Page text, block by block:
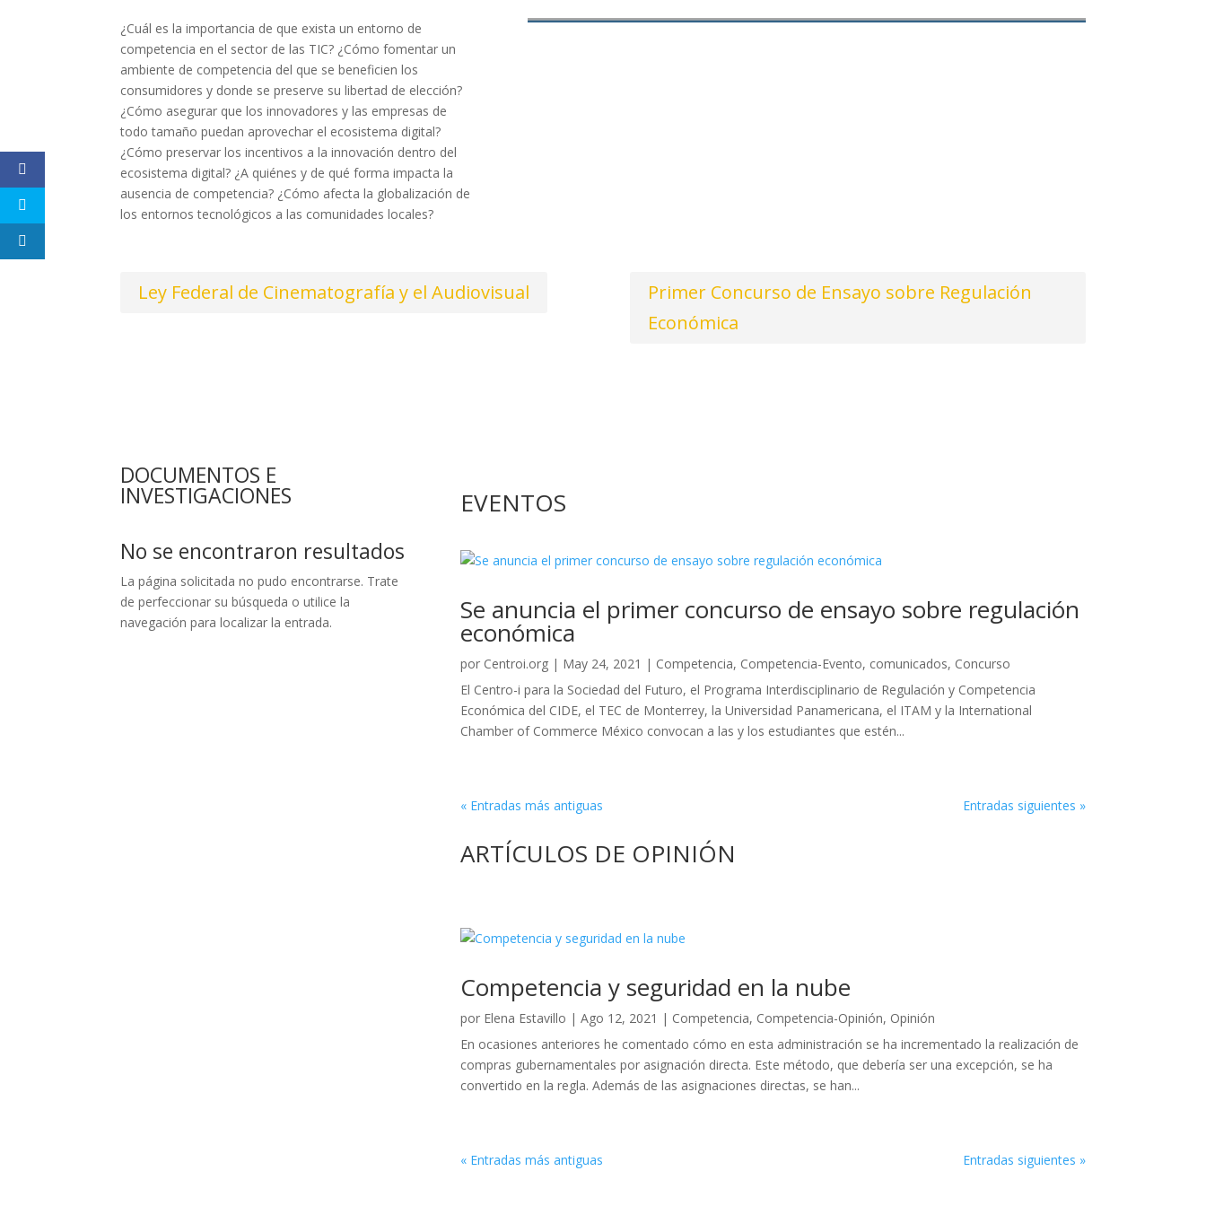
¿Cuál es la importancia de que exista un entorno de
competencia en el sector de las TIC? ¿Cómo fomentar un
ambiente de competencia del que se beneficien los
consumidores y donde se preserve su libertad de elección?
¿Cómo asegurar que los innovadores y las empresas de
todo tamaño puedan aprovechar el ecosistema digital?
¿Cómo preservar los incentivos a la innovación dentro del
ecosistema digital? ¿A quiénes y de qué forma impacta la
ausencia de competencia? ¿Cómo afecta la globalización de
los entornos tecnológicos a las comunidades locales?
Ley Federal de Cinematografía y el Audiovisual
Primer Concurso de Ensayo sobre Regulación
Económica
DOCUMENTOS E
INVESTIGACIONES
No se encontraron resultados
La página solicitada no pudo encontrarse. Trate
de perfeccionar su búsqueda o utilice la
navegación para localizar la entrada.
EVENTOS
Se anuncia el primer concurso de ensayo sobre regulación
económica
por Centroi.org| May 24, 2021 | Competencia, Competencia-Evento, comunicados, Concurso
El Centro-i para la Sociedad del Futuro, el Programa Interdisciplinario de Regulación y Competencia
Económica del CIDE, el TEC de Monterrey, la Universidad Panamericana, el ITAM y la International
Chamber of Commerce México convocan a las y los estudiantes que estén...
« Entradas más antiguas Entradas siguientes »
ARTÍCULOS DE OPINIÓN
Competencia y seguridad en la nube
por Elena Estavillo | Ago 12, 2021 | Competencia, Competencia-Opinión, Opinión
En ocasiones anteriores he comentado cómo en esta administración se ha incrementado la realización de
compras gubernamentales por asignación directa. Este método, que debería ser una excepción, se ha
convertido en la regla. Además de las asignaciones directas, se han...
« Entradas más antiguas Entradas siguientes »